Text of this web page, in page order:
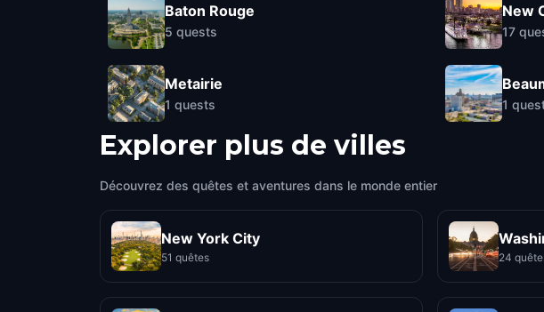
Baton Rouge
5 quests
Metairie
1 quests
New
17
1
Explorer plus de villes
Découvrez des quêtes et aventures dans le monde entier
New York City
51 quêtes 24